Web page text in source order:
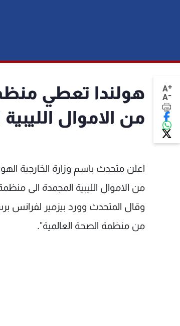
A+
A-
من الاموال
من الاموال الليبية المجمدة الى
من منظمة الصحة العالمية".